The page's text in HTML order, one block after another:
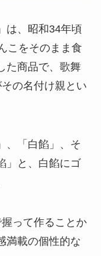
は、昭和34年頃
こをそのまま食
た商品で、歌舞
の名付け親とい
、「白餡」、そ
」と、白餡にゴ
って作ることか
満載の個性的な